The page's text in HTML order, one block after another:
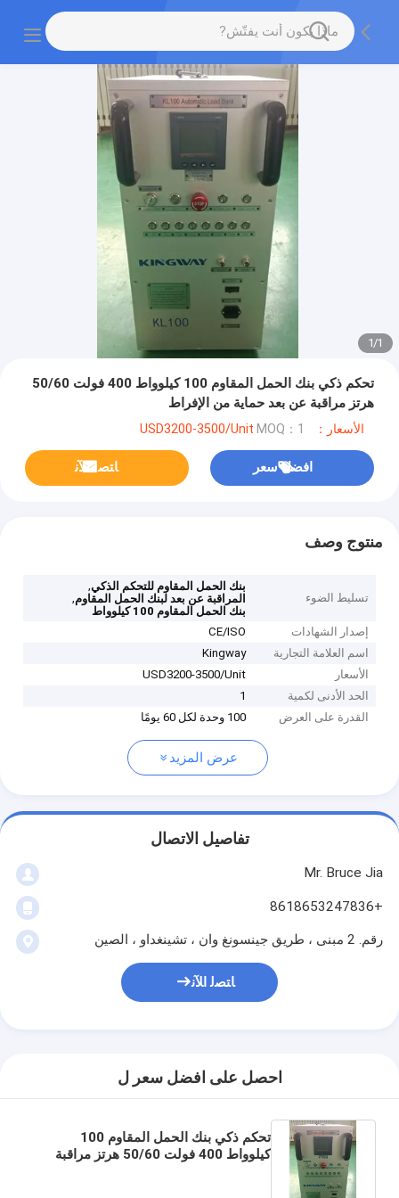
1
/
1
تحكم ذكي بنك الحمل المقاوم 100 كيلوواط 400 فولت 50/60
هرتز مراقبة عن بعد حماية من الإفراط
الأسعار：USD3200-3500/Unit MOQ：1
افضل سعر ﺎﺘﺼﻟ ﺍﻶﻧ
منتوج وصف
تسليط الضوء
بنك الحمل المقاوم للتحكم الذكي,
المراقبة عن بعد لبنك الحمل المقاوم,
بنك الحمل المقاوم 100 كيلوواط
إصدار الشهادات
CE/ISO
اسم العلامة التجارية
Kingway
الأسعار
USD3200-3500/Unit
الحد الأدنى لكمية
1
القدرة على العرض
100 وحدة لكل 60 يومًا
عرض المزيد
تفاصيل الاتصال
Mr. Bruce Jia
+8618653247836
رقم. 2 مبنى ، طريق جينسونغ وان ، تشينغداو ، الصين
ﺎﺘﺼﻟ ﺍﻶﻧ
احصل على افضل سعر ل
تحكم ذكي بنك الحمل المقاوم 100
كيلوواط 400 فولت 50/60 هرتز مراقبة